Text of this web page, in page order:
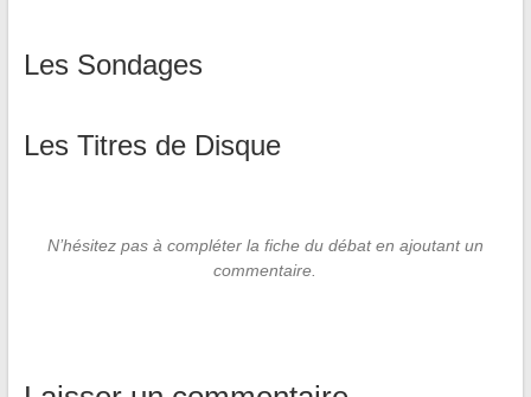
Les Sondages
Les Titres de Disque
N’hésitez pas à compléter la fiche du débat en ajoutant un
commentaire.